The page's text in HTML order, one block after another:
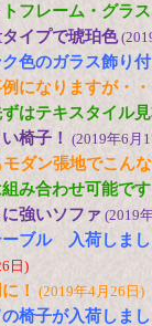
フレーム・グラ
イプで琥珀色
色のガラス飾り付
になりますが・
はテキスタイル
椅子！ (2019年6月
ダン張地でこん
み合わせ可能です
強いソファ (2019
ーブル 入荷しま
日)
！ (2019年4月26日)
椅子が入荷しま